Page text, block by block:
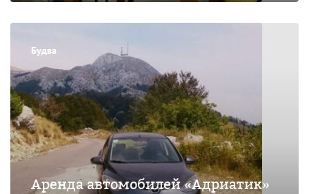
Будва
Аренда автомобилей «Адриатик»